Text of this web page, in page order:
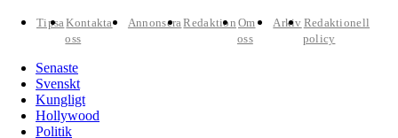
TipsaKontakta
oss
AnnonseraRedaktion Om
oss
Arkiv Redaktionell
policy
Senaste
Svenskt
Kungligt
Hollywood
Politik